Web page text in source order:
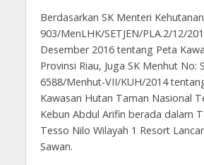
Berdasarkan SK Menteri
903/MenLHK/SETJEN/PLA.2/12/
Desember 2016 tentang Peta
Provinsi Riau, Juga SK Menhut No:
6588/Menhut-VII/KUH/2014
Kawasan Hutan Taman Nasional
Kebun Abdul Arifin berada dalam
Tesso Nilo Wilayah 1 Resort
Sawan.